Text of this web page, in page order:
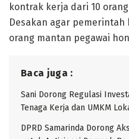
kontrak kerja dari 10
Desakan agar pemerintah
orang mantan pegawai
Baca juga :
Sani Dorong Regulasi
Tenaga Kerja dan UMKM
DPRD Samarinda Dorong